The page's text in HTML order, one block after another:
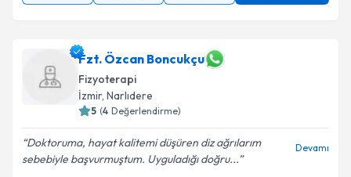
Fzt. Özcan Boncukçu
Fizyoterapi
İzmir, Narlıdere
5 (4 Değerlendirme)
Doktoruma, hayat kalitemi düşüren diz ağrılarım
sebebiyle başvurmuştum. Uyguladığı doğru...
Devamı